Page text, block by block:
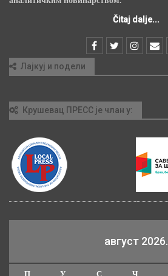
Čitaj dalje...
Лајкуј и подели
Крушевац ПРЕСС је члан у:
август 2026.
П У С Ч